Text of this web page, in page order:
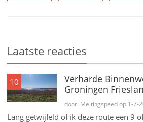
Laatste reacties
10
Verharde
Groningen
door: Meltingspeed op 1-7-
Lang getwijfeld of ik deze route een 9